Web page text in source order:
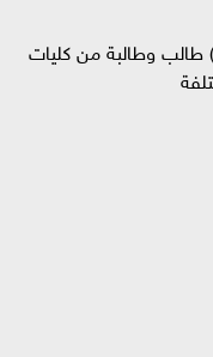
9- نفذ المعهد تدريب صيفى لعدد (107) طالب وطالبة من كليات